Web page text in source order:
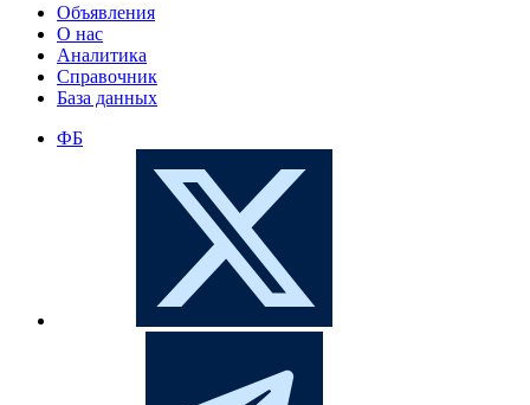
Объявления
О нас
Аналитика
Справочник
База данных
ФБ